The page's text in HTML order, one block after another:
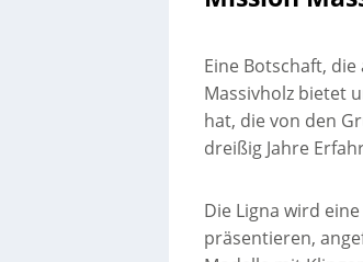
Eine Botschaft,
Massivholz bietet
hat, die von den
dreißig Jahre
Die Ligna wird
präsentieren,